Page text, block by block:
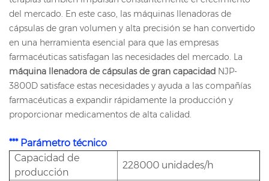
del mercado. En este caso, las máquinas llenadoras de
cápsulas de gran volumen y alta precisión se han convertido
en una herramienta esencial para que las empresas
farmacéuticas satisfagan las necesidades del mercado. La
máquina llenadora de cápsulas de gran capacidad NJP-
3800D satisface estas necesidades y ayuda a las compañías
farmacéuticas a expandir rápidamente la producción y
proporcionar medicamentos de alta calidad.
*** Parámetro técnico
Capacidad de
producción
228000 unidades/h